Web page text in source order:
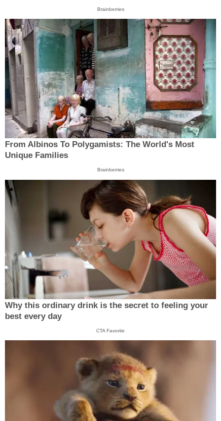
Brainberries
From Albinos To Polygamists: The World's Most
Unique Families
Brainberries
Why this ordinary drink is the secret to feeling your
best every day
CTA Favorite